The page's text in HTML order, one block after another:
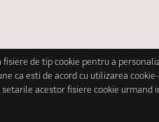
de tip cookie pentru a
ca esti de acord cu utilizarea
acestor fisiere cookie urmand